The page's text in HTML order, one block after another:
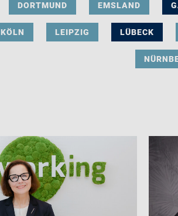
DORTMUND EMSLAND
KÖLN LEIPZIG LÜBECK